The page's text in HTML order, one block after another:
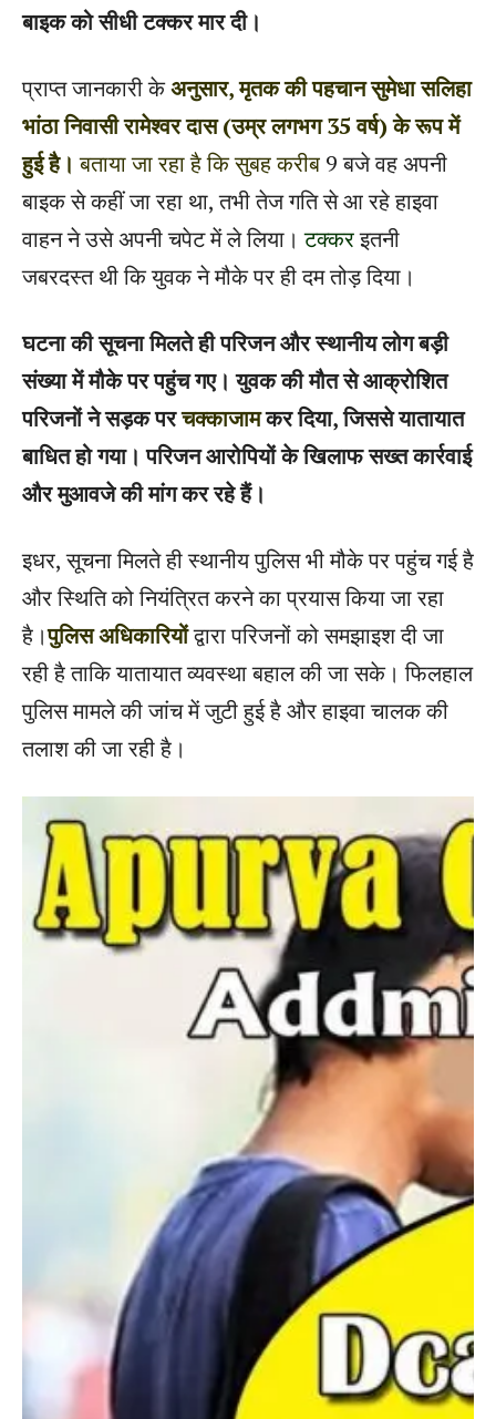
बाइक को सीधी टक्कर मार दी।
प्राप्त जानकारी केअनुसार, मृतक की पहचान सुमेधा सलिहा
भांठा निवासी रामेश्वर दास (उम्र लगभग 35 वर्ष) के रूप में
हुई है।बताया जा रहा है कि सुबहकरीब 9 बजे वह अपनी
बाइक से कहीं जा रहा था, तभी तेज गति से आ रहे हाइवा
वाहन ने उसे अपनी चपेट में ले लिया।टक्करइतनी
जबरदस्त थी कि युवक ने मौके पर ही दम तोड़ दिया।
घटना की सूचना मिलते ही परिजन और स्थानीय लोग बड़ी
संख्या में मौके पर पहुंच गए। युवक की मौत से आक्रोशित
परिजनों ने सड़क परचक्काजामकर दिया, जिससे यातायात
बाधित हो गया। परिजन आरोपियों के खिलाफ सख्त कार्रवाई
और मुआवजे की मांग कर रहे हैं।
इधर, सूचना मिलते ही स्थानीय पुलिस भी मौके पर पहुंच गई है
और स्थिति को नियंत्रित करने का प्रयास किया जा रहा
है।पुलिसअधिकारियोंद्वारा परिजनों को समझाइश दी जा
रही है ताकि यातायात व्यवस्था बहाल की जा सके। फिलहाल
पुलिस मामले की जांच में जुटी हुई है और हाइवा चालक की
तलाश की जा रही है।